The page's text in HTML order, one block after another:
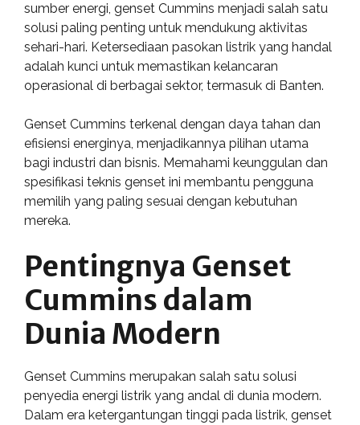
sumber energi, genset Cummins menjadi salah satu
solusi paling penting untuk mendukung aktivitas
sehari-hari. Ketersediaan pasokan listrik yang handal
adalah kunci untuk memastikan kelancaran
operasional di berbagai sektor, termasuk di Banten.
Genset Cummins terkenal dengan daya tahan dan
efisiensi energinya, menjadikannya pilihan utama
bagi industri dan bisnis. Memahami keunggulan dan
spesifikasi teknis genset ini membantu pengguna
memilih yang paling sesuai dengan kebutuhan
mereka.
Pentingnya Genset
Cummins dalam
Dunia Modern
Genset Cummins merupakan salah satu solusi
penyedia energi listrik yang andal di dunia modern.
Dalam era ketergantungan tinggi pada listrik, genset